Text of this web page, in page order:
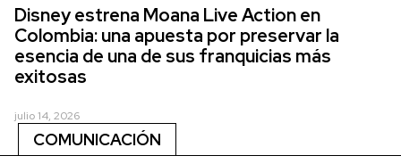
Disney estrena Moana Live Action en
Colombia: una apuesta por preservar la
esencia de una de sus franquicias más
exitosas
julio 14, 2026
COMUNICACIÓN